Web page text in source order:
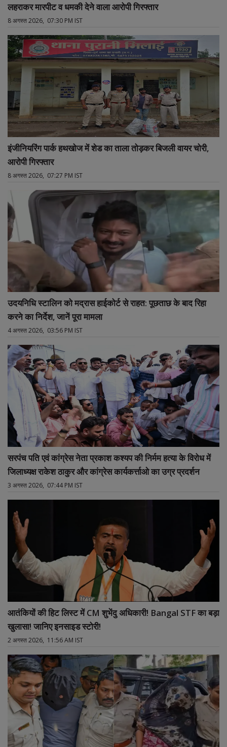
लहराकर मारपीट व धमकी देने वाला आरोपी गिरफ्तार
8 अगस्त 2026, 07:30 PM IST
इंजीनियरिंग पार्क हथखोज में शेड का ताला तोड़कर बिजली वायर चोरी,
आरोपी गिरफ्तार
8 अगस्त 2026, 07:27 PM IST
उदयनिधि स्टालिन को मद्रास हाईकोर्ट से राहत: पूछताछ के बाद रिहा
करने का निर्देश, जानें पूरा मामला
4 अगस्त 2026, 03:56 PM IST
सरपंच पति एवं कांग्रेस नेता प्रकाश कश्यप की निर्मम हत्या के विरोध में
जिलाध्यक्ष राकेश ठाकुर और कांग्रेस कार्यकर्त्ताओ का उग्र प्रदर्शन
3 अगस्त 2026, 07:44 PM IST
आतंकियों की हिट लिस्ट में CM शुभेंदु अधिकारी! Bangal STF का बड़ा
खुलासा! जानिए इनसाइड स्टोरी!
2 अगस्त 2026, 11:56 AM IST